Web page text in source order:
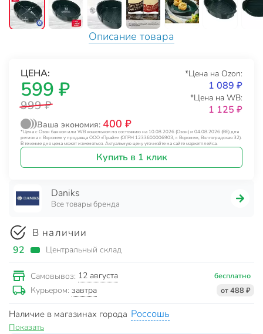
Описание товара
ЦЕНА:
599 ₽
999 ₽
*Цена на Ozon:
1 089 ₽
*Цена на WB:
1 125 ₽
Ваша экономия: 400 ₽
*Цена с Озон банком или WB кошельком по состоянию на 10.08.2026 (Озон) и 04.08.2026 (ВБ) для
региона г. Воронеж у продавца ООО «Прайм» (ОГРН 1233600006903, г. Воронеж, Волгоградская 32).
В течение дня цена может изменяться. Актуальную цену уточняйте на сайте маркетплейса.
Купить в 1 клик
Daniks
Все товары бренда
В наличии
92 Центральный склад
Самовывоз: 12 августа бесплатно
Курьером: завтра от 488 ₽
Наличие в магазинах города Россошь
Показать